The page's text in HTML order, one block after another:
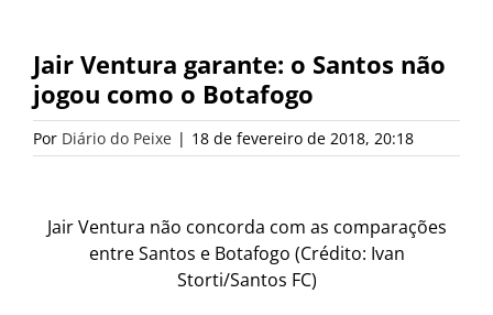
Jair Ventura garante: o Santos não
jogou como o Botafogo
Por Diário do Peixe | 18 de fevereiro de 2018, 20:18
Jair Ventura não concorda com as comparações
entre Santos e Botafogo (Crédito: Ivan
Storti/Santos FC)